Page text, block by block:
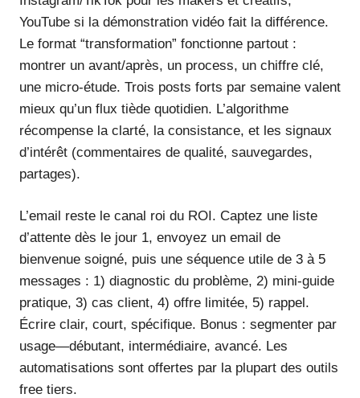
YouTube si la démonstration vidéo fait la différence.
Le format “transformation” fonctionne partout :
montrer un avant/après, un process, un chiffre clé,
une micro-étude. Trois posts forts par semaine valent
mieux qu’un flux tiède quotidien. L’algorithme
récompense la clarté, la consistance, et les signaux
d’intérêt (commentaires de qualité, sauvegardes,
partages).
L’email reste le canal roi du ROI. Captez une liste
d’attente dès le jour 1, envoyez un email de
bienvenue soigné, puis une séquence utile de 3 à 5
messages : 1) diagnostic du problème, 2) mini-guide
pratique, 3) cas client, 4) offre limitée, 5) rappel.
Écrire clair, court, spécifique. Bonus : segmenter par
usage—débutant, intermédiaire, avancé. Les
automatisations sont offertes par la plupart des outils
free tiers.